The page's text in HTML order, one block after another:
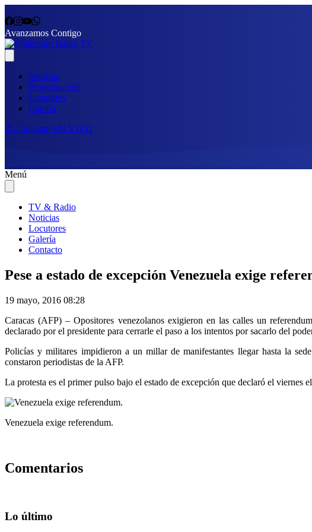
Avanzamos Contigo
Noticias
Programación
Locutores
Galería
📩 Contacto EN VIVO
Menú
TV & Radio
Noticias
Locutores
Galería
Contacto
Pese a estado de excepción Venezuela exige
19 mayo, 2016 08:28
Caracas (AFP) – Opositores venezolanos exigieron en las calles un
declarado por el presidente para cerrarle el paso a los intentos por sacarlo del
Policías y militares im­pidieron a un millar de manifestantes llegar hasta la
constaron periodistas de la AFP.
La protesta es el primer pulso bajo el estado de excepción que declaró el viernes
Venezuela exige referendum.
Comentarios
Lo último